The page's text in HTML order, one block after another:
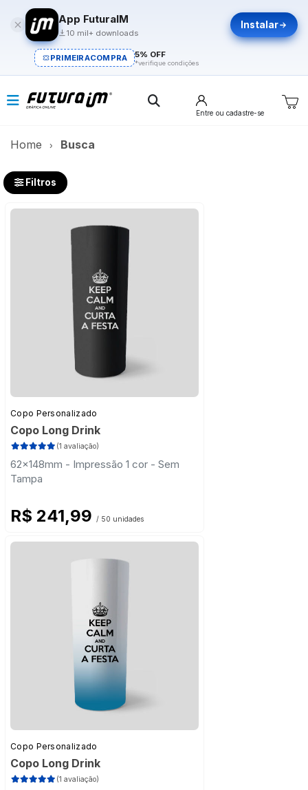
App FuturaIM
10 mil+ downloads
Instalar
PRIMEIRACOMPRA 5% OFF
*verifique condições
Entre ou cadastre-se
Home Busca
Filtros
Copo Personalizado
Copo Long Drink
(1 avaliação)
62x148mm - Impressão 1 cor - Sem
Tampa
R$ 241,99 / 50 unidades
Copo Personalizado
Copo Long Drink
(1 avaliação)